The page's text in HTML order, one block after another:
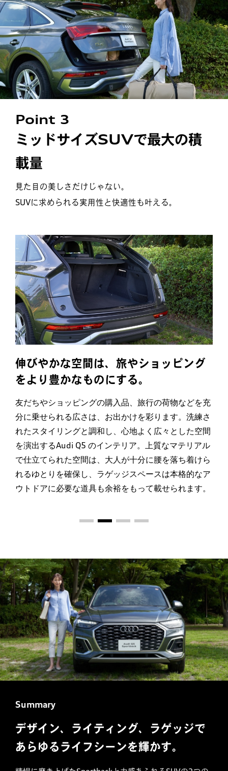
Point 3
ミッドサイズSUVで最大の積
載量
見た目の美しさだけじゃない。
SUVに求められる実用性と快適性も叶える。
伸びやかな空間は、 旅やショッピング
をより豊かなものにする。
友だちやショッピングの購入品、旅行の荷物などを充
分に乗せられる広さは、お出かけを彩ります。洗練さ
れたスタイリングと調和し、心地よく広々とした空間
を演出するAudi Q5 のインテリア。上質なマテリアル
で仕立てられた空間は、大人が十分に腰を落ち着けら
れるゆとりを確保し、ラゲッジスペースは本格的なア
ウトドアに必要な道具も余裕をもって載せられます。
Summary
デザイン、ライティング、ラゲッジで
あらゆるライフシーンを輝かす。